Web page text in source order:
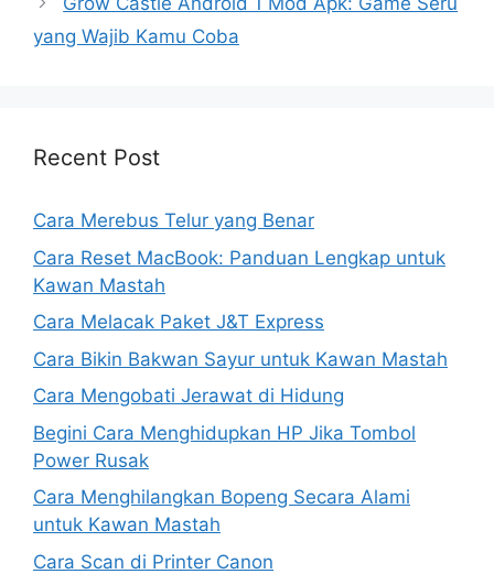
yang Wajib Kamu Coba
Recent Post
Cara Merebus Telur yang Benar
Cara Reset MacBook: Panduan Lengkap untuk
Kawan Mastah
Cara Melacak Paket J&T Express
Cara Bikin Bakwan Sayur untuk Kawan Mastah
Cara Mengobati Jerawat di Hidung
Begini Cara Menghidupkan HP Jika Tombol
Power Rusak
Cara Menghilangkan Bopeng Secara Alami
untuk Kawan Mastah
Cara Scan di Printer Canon